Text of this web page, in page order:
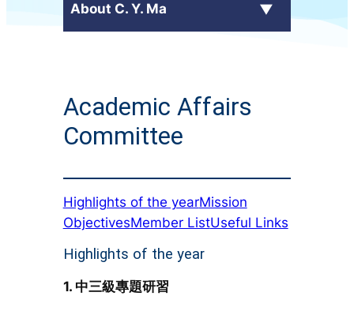
About C. Y. Ma
School Profile
+
Administrative Committees
Publications
Academic Affairs
Committee
Highlights of the yearMission
ObjectivesMember ListUseful Links
Highlights of the year
1. 中三級專題研習